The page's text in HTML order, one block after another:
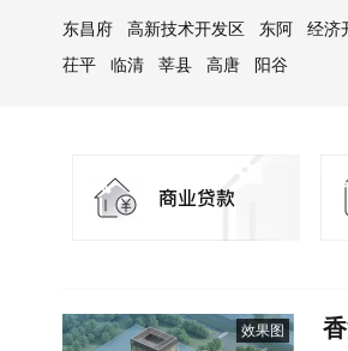
东昌府 高新技术开发区 东阿
经济
茌平
临清 莘县 高唐
阳谷
效果图